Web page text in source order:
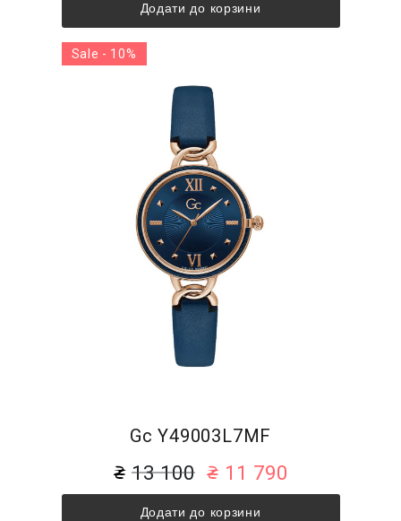
Додати до корзини
Gc Y49003L7MF
13 100 11 790
Додати до корзини
Sale - 10%